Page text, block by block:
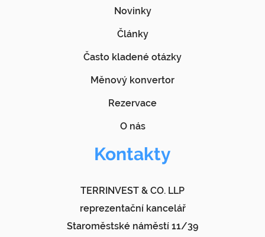
Další příklady využití offshore firem
Stanovisko k problematice zdroje příjmů na
Novinky
Články
Často kladené otázky
Měnový konvertor
Rezervace
O nás
Kontakty
TERRINVEST & CO. LLP
reprezentační kancelář
Staroměstské náměstí 11/39